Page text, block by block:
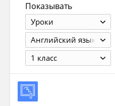
Показывать
Уроки
Английский язык
1 класс